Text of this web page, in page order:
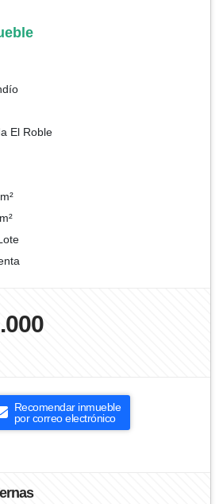
El Roble
Recomendar inmueble
por correo electrónico